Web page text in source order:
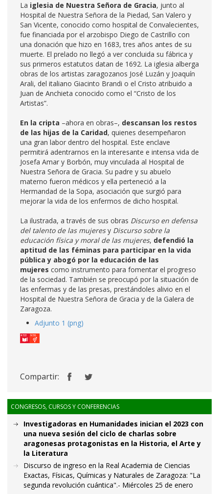
La iglesia de Nuestra Señora de Gracia, junto al
Hospital de Nuestra Señora de la Piedad, San Valero y
San Vicente, conocido como hospital de Convalecientes,
fue financiada por el arzobispo Diego de Castrillo con
una donación que hizo en 1683, tres años antes de su
muerte. El prelado no llegó a ver concluida su fábrica y
sus primeros estatutos datan de 1692. La iglesia alberga
obras de los artistas zaragozanos José Luzán y Joaquín
Arali, del italiano Giacinto Brandi o el Cristo atribuido a
Juan de Anchieta conocido como el “Cristo de los
Artistas”.
En la cripta –ahora en obras–, descansan los restos
de las hijas de la Caridad, quienes desempeñaron
una gran labor dentro del hospital. Este enclave
permitirá adentrarnos en la interesante e intensa vida de
Josefa Amar y Borbón, muy vinculada al Hospital de
Nuestra Señora de Gracia. Su padre y su abuelo
materno fueron médicos y ella perteneció a la
Hermandad de la Sopa, asociación que surgió para
mejorar la vida de los enfermos de dicho hospital.
La ilustrada, a través de sus obras Discurso en defensa
del talento de las mujeresy Discurso sobre la
educación física y moral de las mujeres, defendió la
aptitud de las féminas para participar en la vida
pública y abogó por la educación de las
mujeres como instrumento para fomentar el progreso
de la sociedad. También se preocupó por la situación de
las enfermas y de las presas, prestándoles alivio en el
Hospital de Nuestra Señora de Gracia y de la Galera de
Zaragoza.
Adjunto 1 (png)
Compartir:
CONGRESOS, CURSOS Y CONFERENCIAS
Investigadoras en Humanidades inician el 2023 con
una nueva sesión del ciclo de charlas sobre
aragonesas protagonistas en la Historia, el Arte y
la Literatura
Discurso de ingreso en la Real Academia de Ciencias
Exactas, Físicas, Químicas y Naturales de Zaragoza: "La
segunda revolución cuántica".- Miércoles 25 de enero